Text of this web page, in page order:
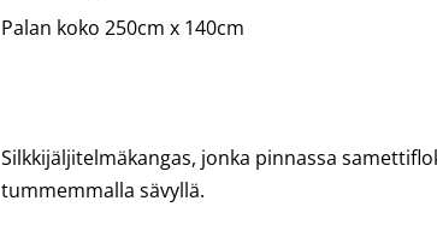
Palan koko 250cm x 140cm
Silkkijäljitelmäkangas, jonka pinnassa
tummemmalla sävyllä.